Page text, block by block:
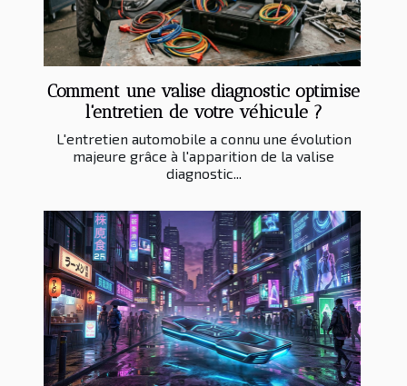
Comment une valise diagnostic optimise
l'entretien de votre véhicule ?
L'entretien automobile a connu une évolution
majeure grâce à l'apparition de la valise
diagnostic...